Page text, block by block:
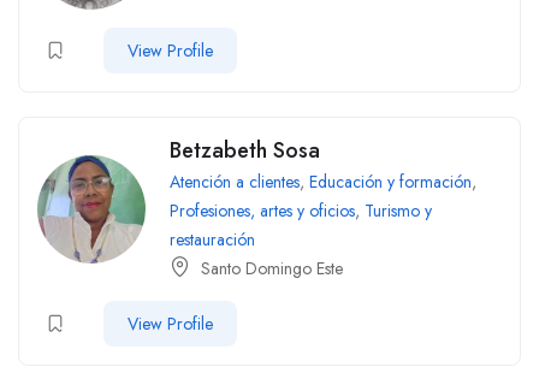
View Profile
Betzabeth Sosa
Atención a clientes, Educación y formación,
Profesiones, artes y oficios, Turismo y
restauración
Santo Domingo Este
View Profile